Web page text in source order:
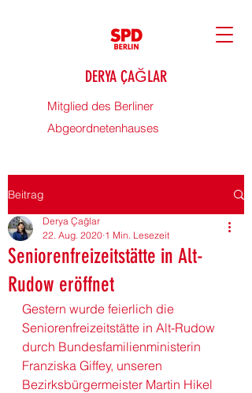
DERYA ÇAĞLAR
Mitglied des Berliner
Abgeordnetenhauses
Beitrag
Seniorenfreizeitstätte in Alt-
Rudow eröffnet
Derya Çağlar
22. Aug. 2020 1 Min. Lesezeit
Gestern wurde feierlich die
Seniorenfreizeitstätte in Alt-Rudow
durch Bundesfamilienministerin
Franziska Giffey, unseren
Bezirksbürgermeister Martin Hikel